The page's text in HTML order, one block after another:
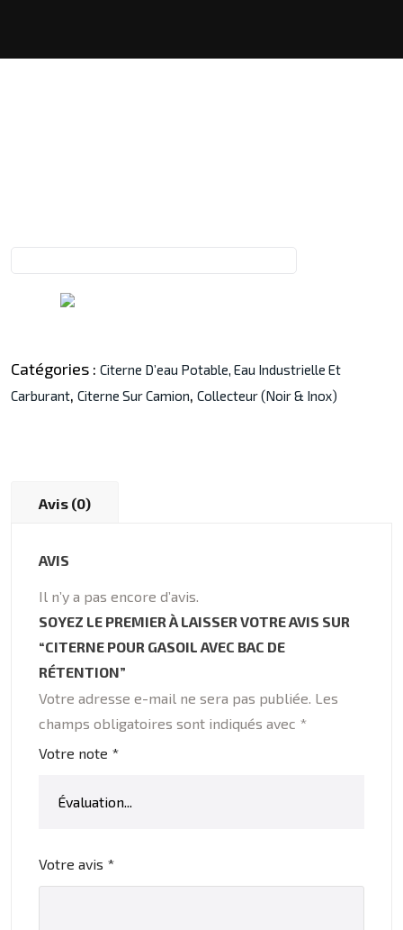
Catégories : Citerne D’eau Potable, Eau Industrielle Et
Carburant, Citerne Sur Camion, Collecteur (noir & Inox)
Avis (0)
AVIS
Il n’y a pas encore d’avis.
SOYEZ LE PREMIER À LAISSER VOTRE AVIS SUR
“CITERNE POUR GASOIL AVEC BAC DE
RÉTENTION”
Votre adresse e-mail ne sera pas publiée. Les
champs obligatoires sont indiqués avec *
Votre note *
Votre avis *